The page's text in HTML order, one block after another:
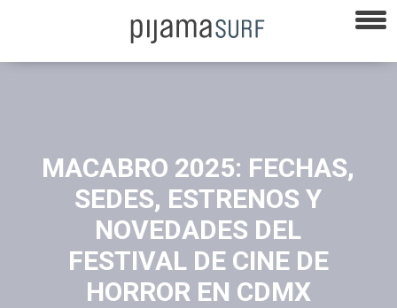
MACABRO 2025: FECHAS,
SEDES, ESTRENOS Y
NOVEDADES DEL
FESTIVAL DE CINE DE
HORROR EN CDMX